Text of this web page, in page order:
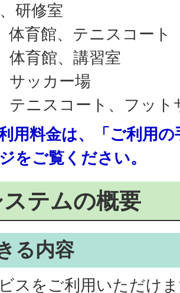
研修室
体育館、テニスコート
体育館、講習室
サッカー場
テニスコート、フッ
用料金は、「ご利用
をご覧ください。
テムの概要
る内容
スをご利用いただけ